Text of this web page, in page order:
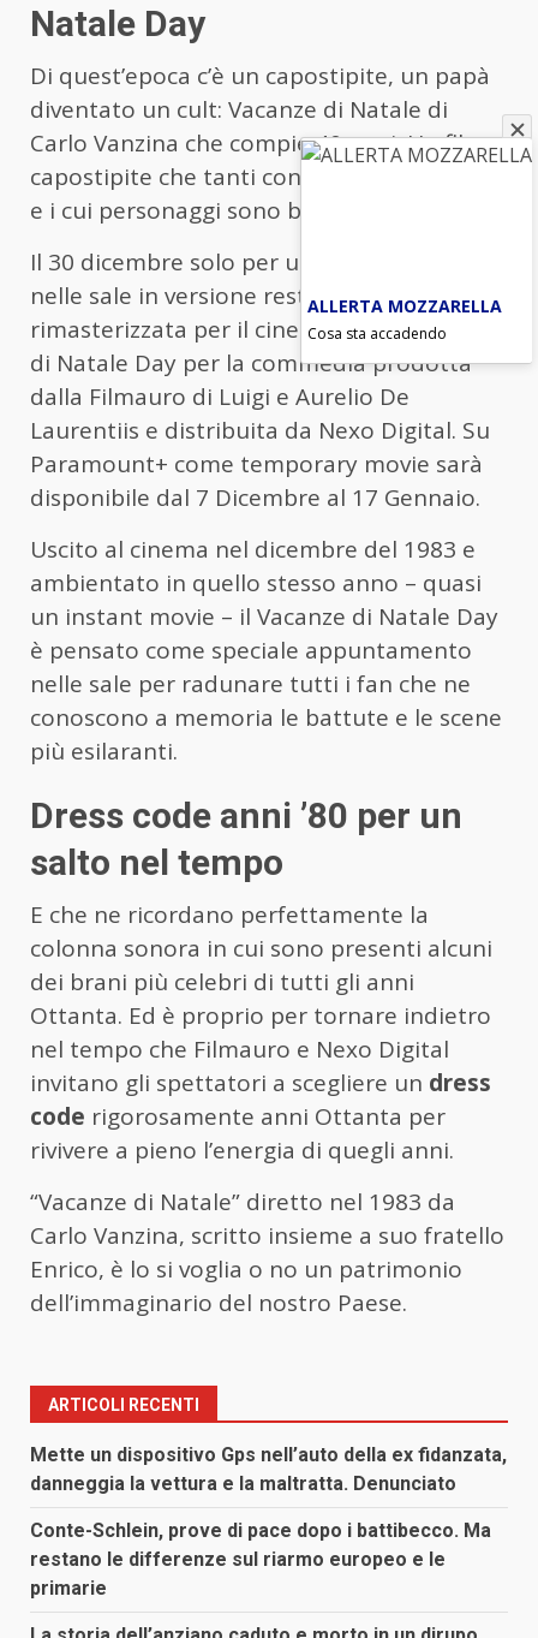
Natale Day
Di quest’epoca c’è un capostipite, un papà
diventato un cult: Vacanze di Natale di
Carlo Vanzina che compie 40 anni. Un film
capostipite che tanti conoscono a memoria
e i cui personaggi sono ben impressi.
Il 30 dicembre solo per un giorno torna
nelle sale in versione restaurata e
rimasterizzata per il cinema: sarà il Vacanze
di Natale Day per la commedia prodotta
dalla Filmauro di Luigi e Aurelio De
Laurentiis e distribuita da Nexo Digital. Su
Paramount+ come temporary movie sarà
disponibile dal 7 Dicembre al 17 Gennaio.
Uscito al cinema nel dicembre del 1983 e
ambientato in quello stesso anno – quasi
un instant movie – il Vacanze di Natale Day
è pensato come speciale appuntamento
nelle sale per radunare tutti i fan che ne
conoscono a memoria le battute e le scene
più esilaranti.
Dress code anni ’80 per un
salto nel tempo
E che ne ricordano perfettamente la
colonna sonora in cui sono presenti alcuni
dei brani più celebri di tutti gli anni
Ottanta. Ed è proprio per tornare indietro
nel tempo che Filmauro e Nexo Digital
invitano gli spettatori a scegliere un dress
code rigorosamente anni Ottanta per
rivivere a pieno l’energia di quegli anni.
“Vacanze di Natale” diretto nel 1983 da
Carlo Vanzina, scritto insieme a suo fratello
Enrico, è lo si voglia o no un patrimonio
dell’immaginario del nostro Paese.
ARTICOLI RECENTI
Mette un dispositivo Gps nell’auto della ex fidanzata,
danneggia la vettura e la maltratta. Denunciato
Conte-Schlein, prove di pace dopo i battibecco. Ma
restano le differenze sul riarmo europeo e le
primarie
ALLERTA MOZZARELLA
Cosa sta accadendo